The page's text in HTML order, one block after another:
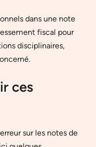
dans une note
fiscal pour
disciplinaires,
ces
sur les notes de